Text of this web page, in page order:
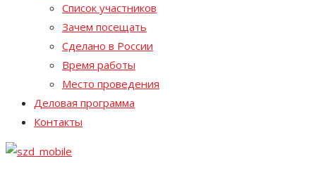
Список участников
Зачем посещать
Сделано в России
Время работы
Место проведения
Деловая программа
Контакты